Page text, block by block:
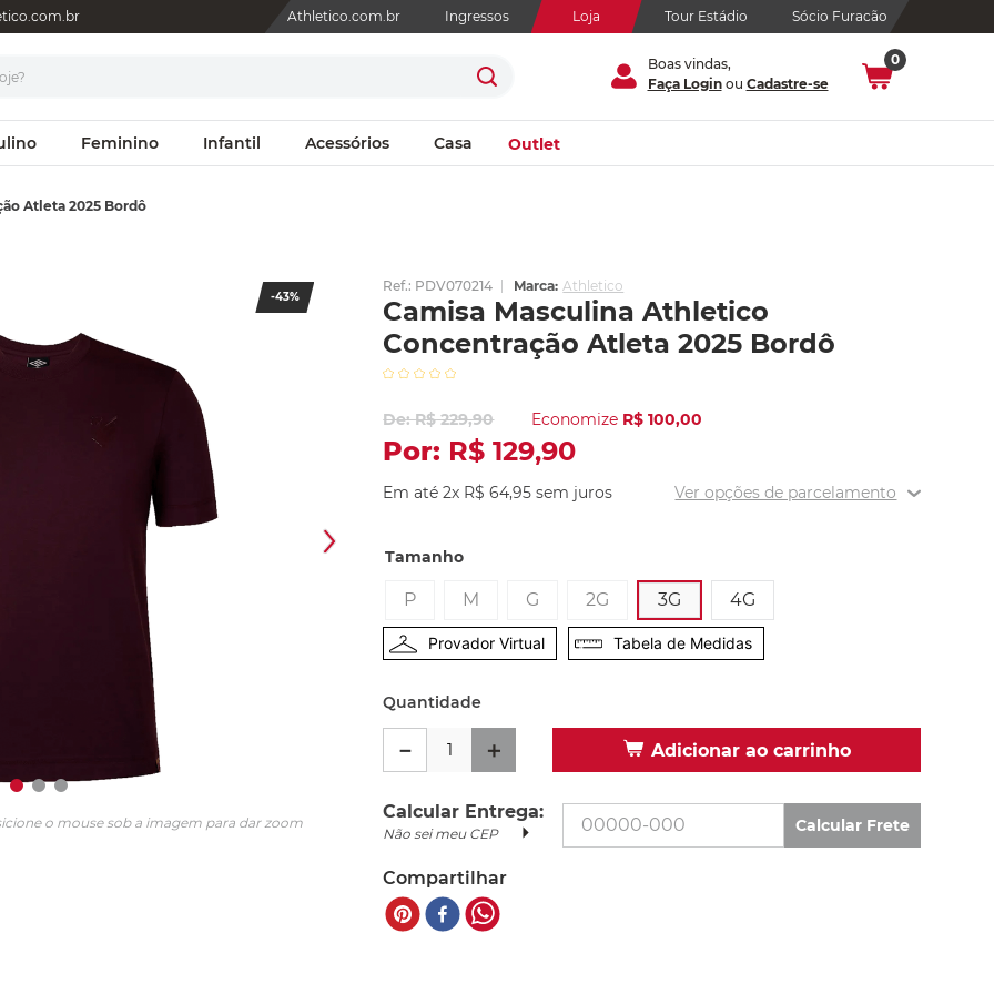
Athletico.com.br Ingressos Loja Tour Estádio Sócio Furacão
Boas vindas,
Faça Loginou Cadastre-se
0
Feminino Infantil Acessórios Casa Outlet
Atleta 2025 Bordô
-43%
o mouse sob a imagem para dar zoom
Ref.: PDV070214 Marca: Athletico
Camisa Masculina Athletico
Concentração Atleta 2025 Bordô
R$ 229,90 Economize R$ 100,00
R$ 129,90
Em até2x R$ 64,95 sem juros Ver opções de parcelamento
Tamanho
P M G 2G 3G 4G
Provador Virtual Tabela de Medidas
Quantidade
＋
－ Adicionar ao carrinho
Calcular Entrega:
Não sei meu CEP Calcular Frete
Compartilhar